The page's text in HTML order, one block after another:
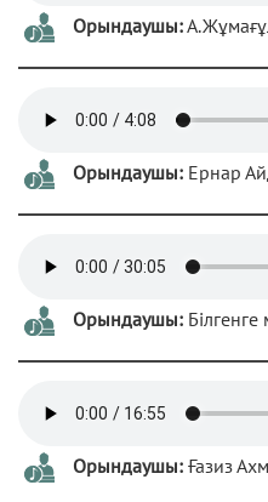
Орындаушы:
Орындаушы: Ернар
Орындаушы:
Орындаушы: Ғазиз